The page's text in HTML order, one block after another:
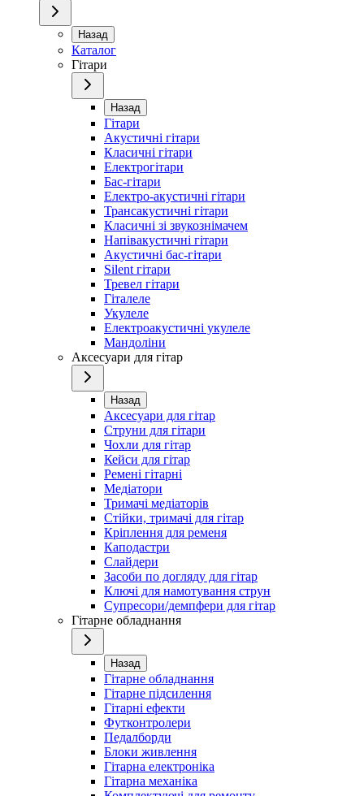
Назад
Каталог
Гітари
Назад
Гітари
Акустичні гітари
Класичні гітари
Електрогітари
Бас-гітари
Електро-акустичні гітари
Трансакустичні гітари
Класичні зі звукознімачем
Напівакустичні гітари
Акустичні бас-гітари
Silent гітари
Тревел гітари
Гіталеле
Укулеле
Електроакустичні укулеле
Мандоліни
Аксесуари для гітар
Назад
Аксесуари для гітар
Струни для гітари
Чохли для гітар
Кейси для гітар
Ремені гітарні
Медіатори
Тримачі медіаторів
Стійки, тримачі для гітар
Кріплення для ременя
Каподастри
Слайдери
Засоби по догляду для гітар
Ключі для намотування струн
Супресори/демпфери для гітар
Гітарне обладнання
Назад
Гітарне обладнання
Гітарне підсилення
Гітарні ефекти
Футконтролери
Педалборди
Блоки живлення
Гітарна електроніка
Гітарна механіка